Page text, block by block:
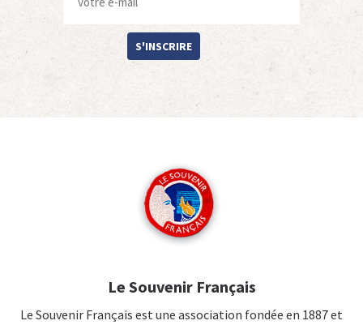
S'INSCRIRE
Le Souvenir Français
Le Souvenir Français est une association fondée en 1887 et